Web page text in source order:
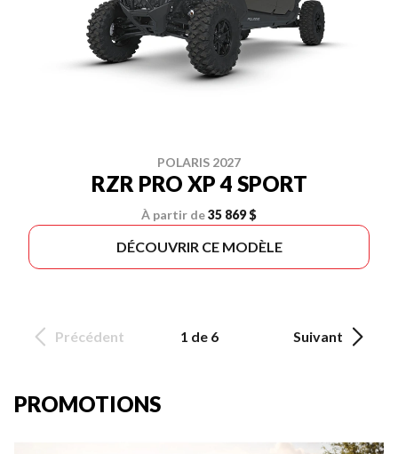
POLARIS 2027
RZR PRO XP 4 SPORT
À partir de35 869 $
DÉCOUVRIR CE MODÈLE
Précédent 1 de 6 Suivant
PROMOTIONS